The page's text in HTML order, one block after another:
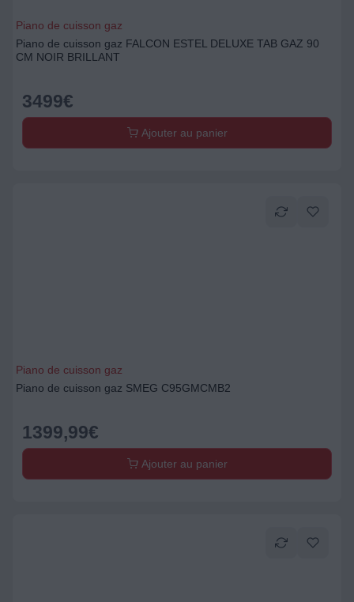
Piano de cuisson gaz
Piano de cuisson gaz FALCON ESTEL DELUXE TAB GAZ 90
CM NOIR BRILLANT
3499€
Ajouter au panier
Piano de cuisson gaz
Piano de cuisson gaz SMEG C95GMCMB2
1399,99€
Ajouter au panier